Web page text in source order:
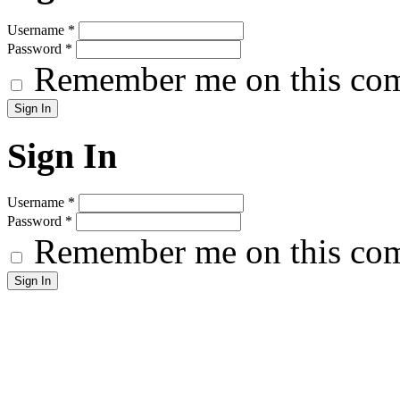
Username *
Password *
Remember me on this
Sign In
Username *
Password *
Remember me on this